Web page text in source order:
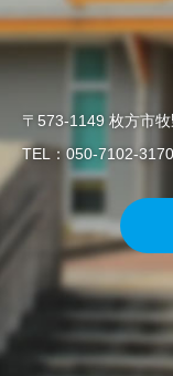
〒573-1149 枚方市
TEL：050-7102-